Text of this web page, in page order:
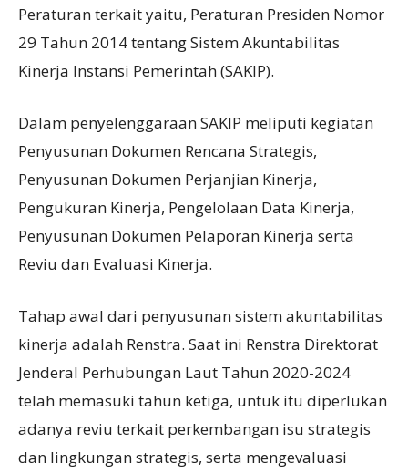
Peraturan terkait yaitu, Peraturan Presiden Nomor
29 Tahun 2014 tentang Sistem Akuntabilitas
Kinerja Instansi Pemerintah (SAKIP).
Dalam penyelenggaraan SAKIP meliputi kegiatan
Penyusunan Dokumen Rencana Strategis,
Penyusunan Dokumen Perjanjian Kinerja,
Pengukuran Kinerja, Pengelolaan Data Kinerja,
Penyusunan Dokumen Pelaporan Kinerja serta
Reviu dan Evaluasi Kinerja.
Tahap awal dari penyusunan sistem akuntabilitas
kinerja adalah Renstra. Saat ini Renstra Direktorat
Jenderal Perhubungan Laut Tahun 2020-2024
telah memasuki tahun ketiga, untuk itu diperlukan
adanya reviu terkait perkembangan isu strategis
dan lingkungan strategis, serta mengevaluasi